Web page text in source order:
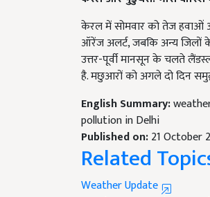
केरल में सोमवार को तेज हवाओं
ऑरेंज अलर्ट, जबकि अन्य जिलों
उत्तर-पूर्वी मानसून के चलते
है. मछुआरों को अगले दो दिन
English Summary:
pollution in Delhi
Published on:21 October
Related
Weather Update
weather news update